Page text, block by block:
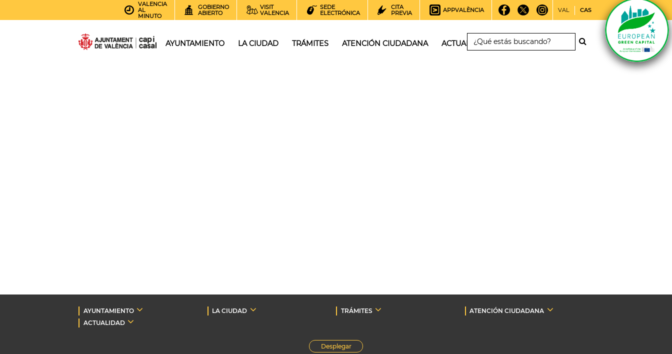
VALENCIA
AL
MINUTO
GOBIERNO
ABIERTO
VISIT
VALENCIA
SEDE
ELECTRÓNICA
CITA
PREVIA
APPVALÈNCIA VAL CAS
AYUNTAMIENTO LA CIUDAD TRÁMITES ATENCIÓN CIUDADANA ACTUALIDAD
AYUNTAMIENTO LA CIUDAD TRÁMITES
ATENCIÓN CIUDADANA
ACTUALIDAD
Desplegar